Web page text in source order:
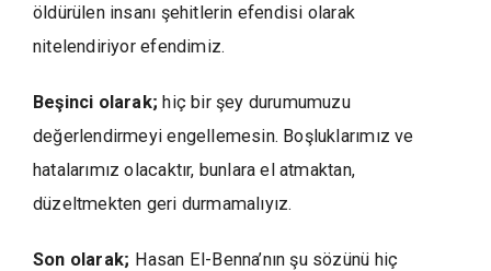
öldürülen insanı şehitlerin efendisi olarak
nitelendiriyor efendimiz.
Beşinci olarak; hiç bir şey durumumuzu
değerlendirmeyi engellemesin. Boşluklarımız ve
hatalarımız olacaktır, bunlara el atmaktan,
düzeltmekten geri durmamalıyız.
Son olarak; Hasan El-Benna’nın şu sözünü hiç